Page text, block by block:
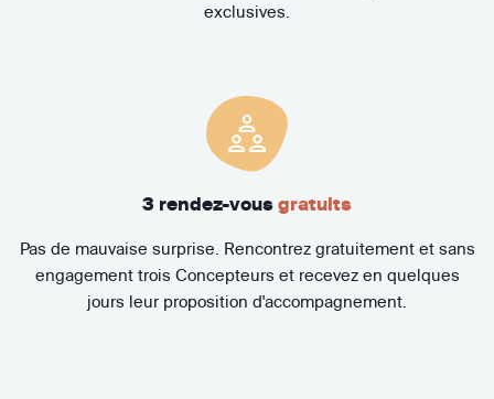
exclusives.
3 rendez-vous gratuits
Pas de mauvaise surprise. Rencontrez gratuitement et sans
engagement trois Concepteurs et recevez en quelques
jours leur proposition d'accompagnement.